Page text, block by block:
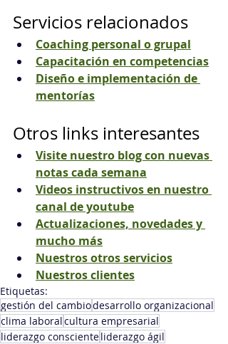
Servicios relacionados
Coaching personal o grupal
Capacitación en competencias
Diseño e implementación de
mentorías
Otros links interesantes
Visite nuestro blog con nuevas
notas cada semana
Videos instructivos en nuestro
canal de youtube
Actualizaciones, novedades y
mucho más
Nuestros otros servicios
Nuestros clientes
Etiquetas:
gestión del cambiodesarrollo organizacional
clima laboralcultura empresarial
liderazgo conscienteliderazgo ágil